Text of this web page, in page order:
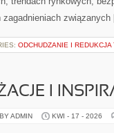
zagadnieniach
ODCHUDZANIE I
I
ADMIN KWI - 17 - 2026